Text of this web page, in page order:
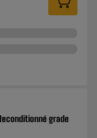
grade